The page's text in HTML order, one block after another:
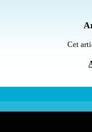
Cet